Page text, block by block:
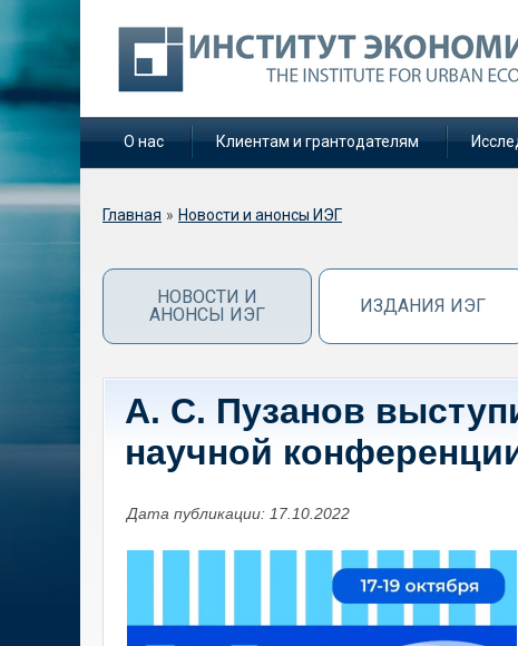
О нас Клиентам и грантодателям
Вы здесь
Главная » Новости и анонсы ИЭГ
НОВОСТИ И
АНОНСЫ ИЭГ
ИЗДАНИЯ ИЭГ
А. С. Пузанов
научной
Дата публикации: 17.10.2022